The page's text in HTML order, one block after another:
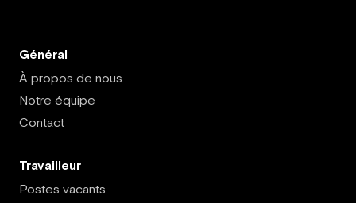
Général
À propos de nous
Notre équipe
Contact
Travailleur
Postes vacants